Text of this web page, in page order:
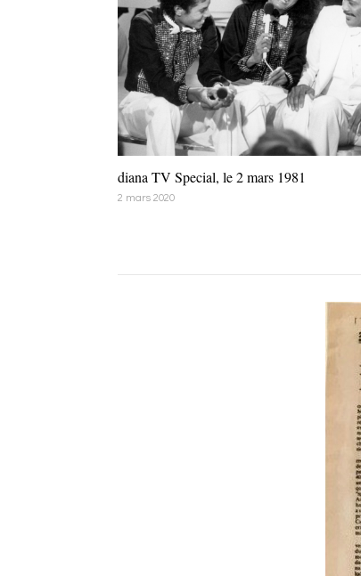
diana TV Special, le 2 mars 1981
2 mars 2020